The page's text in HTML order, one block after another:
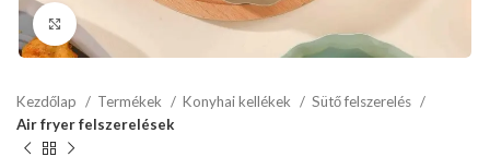
kattints a kinagyításhoz
Kezdőlap Termékek Konyhai kellékek
Sütő felszerelés
Air fryer felszerelések